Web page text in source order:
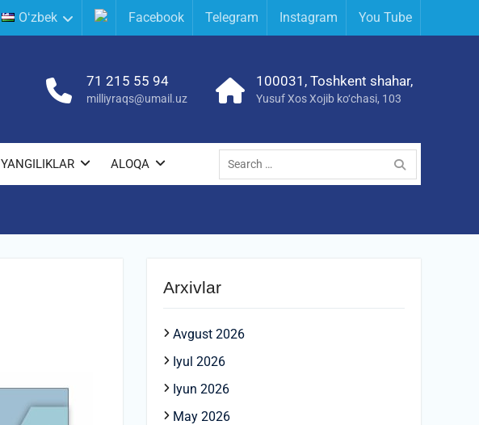
Oʻzbek Facebook Telegram Instagram You Tube
71 215 55 94
milliyraqs@umail.uz
100031, Toshkent shahar,
Yusuf Xos Xojib ko‘chasi, 103
YANGILIKLAR ALOQA
Search
for:
Arxivlar
Avgust 2026
Iyul 2026
Iyun 2026
May 2026